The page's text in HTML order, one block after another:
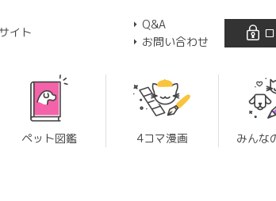
イト
Q&A
お問い合わせ
ペット図鑑 4コマ漫画 みんな